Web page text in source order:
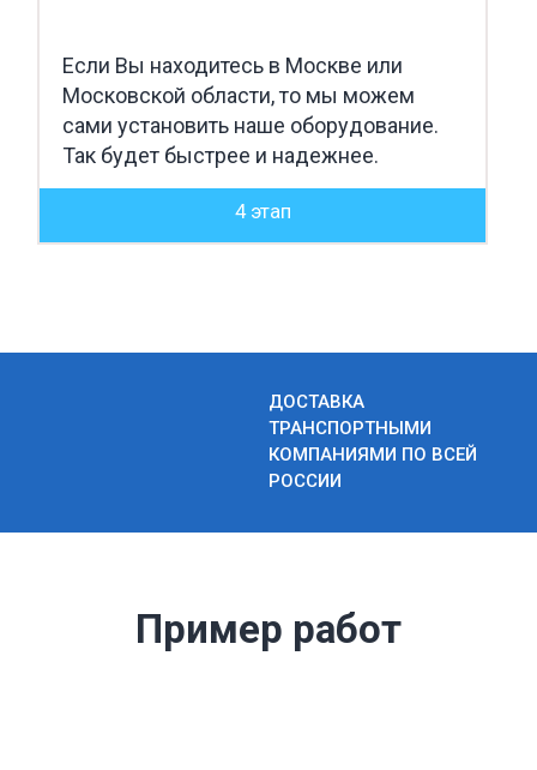
Если Вы находитесь в Москве или
Московской области, то мы можем
сами установить наше оборудование.
Так будет быстрее и надежнее.
4 этап
ДОСТАВКА
ТРАНСПОРТНЫМИ
КОМПАНИЯМИ ПО ВСЕЙ
РОССИИ
Пример работ